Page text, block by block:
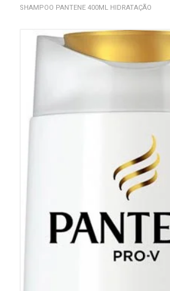
SHAMPOO PANTENE 400ML HIDRATAÇÃO